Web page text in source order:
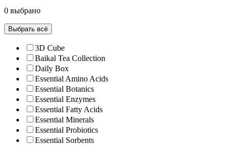
0 выбрано
Выбрать всё
3D Cube
Baikal Tea Collection
Daily Box
Essential Amino Acids
Essential Botanics
Essential Enzymes
Essential Fatty Acids
Essential Minerals
Essential Probiotics
Essential Sorbents